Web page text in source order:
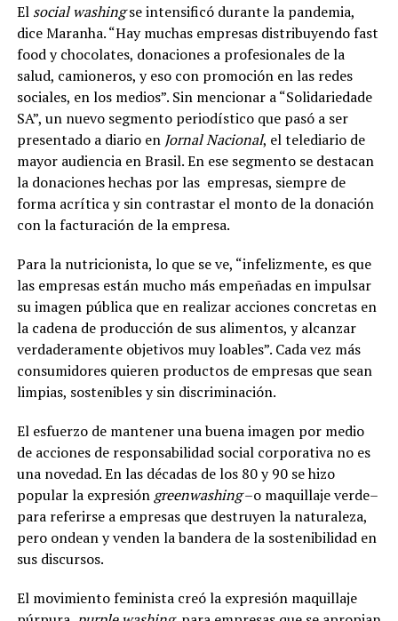
El social washingse intensificó durante la pandemia,
dice Maranha. “Hay muchas empresas distribuyendo fast
food y chocolates, donaciones a profesionales de la
salud, camioneros, y eso con promoción en las redes
sociales, en los medios”. Sin mencionar a “Solidariedade
SA”, un nuevo segmento periodístico que pasó a ser
presentado a diario en Jornal Nacional, el telediario de
mayor audiencia en Brasil. En ese segmento se destacan
la donaciones hechas por las empresas, siempre de
forma acrítica y sin contrastar el monto de la donación
con la facturación de la empresa.
Para la nutricionista, lo que se ve, “infelizmente, es que
las empresas están mucho más empeñadas en impulsar
su imagen pública que en realizar acciones concretas en
la cadena de producción de sus alimentos, y alcanzar
verdaderamente objetivos muy loables”. Cada vez más
consumidores quieren productos de empresas que sean
limpias, sostenibles y sin discriminación.
El esfuerzo de mantener una buena imagen por medio
de acciones de responsabilidad social corporativa no es
una novedad. En las décadas de los 80 y 90 se hizo
popular la expresión greenwashing–o maquillaje verde–
para referirse a empresas que destruyen la naturaleza,
pero ondean y venden la bandera de la sostenibilidad en
sus discursos.
El movimiento feminista creó la expresión maquillaje